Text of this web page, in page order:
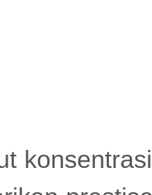
konsentrasi